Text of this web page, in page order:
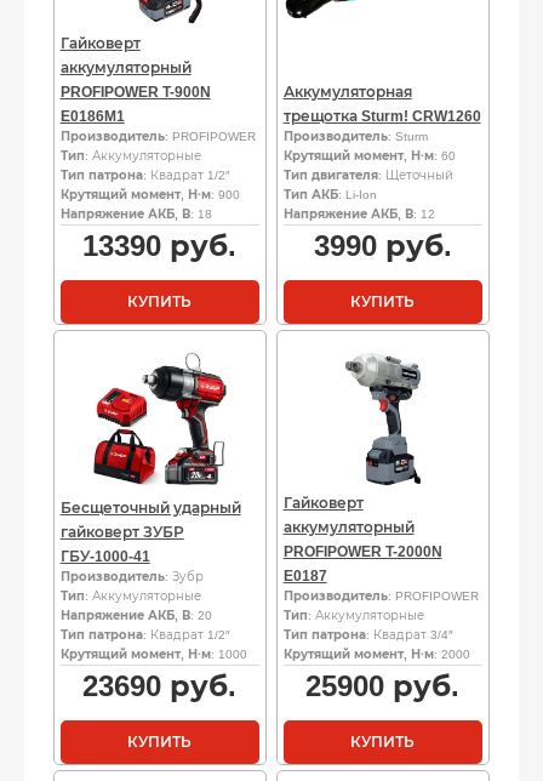
Гайковерт
аккумуляторный
PROFIPOWER T-900N
E0186M1
Производитель: PROFIPOWER
Тип: Аккумуляторные
Тип патрона: Квадрат 1/2″
Крутящий момент, Н·м: 900
Напряжение АКБ, В: 18
13390 руб.
КУПИТЬ
Аккумуляторная
трещотка Sturm! CRW1260
Производитель: Sturm
Крутящий момент, Н·м: 60
Тип двигателя: Щеточный
Тип АКБ: Li-Ion
Напряжение АКБ, В: 12
3990руб.
КУПИТЬ
Бесщеточный ударный
гайковерт ЗУБР
ГБУ-1000-41
Производитель: Зубр
Тип: Аккумуляторные
Напряжение АКБ, В: 20
Тип патрона: Квадрат 1/2″
Крутящий момент, Н·м: 1000
23690 руб.
КУПИТЬ
Гайковерт
аккумуляторный
PROFIPOWER T-2000N
E0187
Производитель: PROFIPOWER
Тип: Аккумуляторные
Тип патрона: Квадрат 3/4″
Крутящий момент, Н·м: 2000
25900 руб.
КУПИТЬ